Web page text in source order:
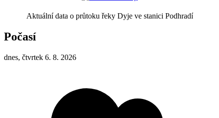
Aktuální data o průtoku řeky Dyje ve stanici Podhradí
Počasí
dnes, čtvrtek 6. 8. 2026